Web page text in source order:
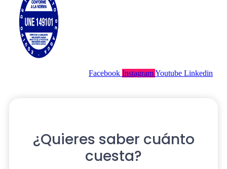
Facebook InstagramYoutube Linkedin
¿Quieres saber cuánto
cuesta?